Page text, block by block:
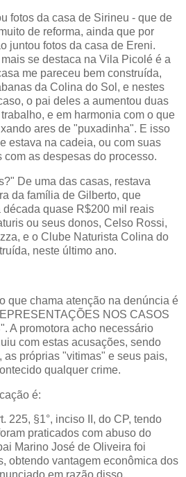
fotos da casa de Sirineu - que de
de reforma, ainda que por
juntou fotos da casa de Ereni.
se destaca na Vila Picolé é a
me pareceu bem construída,
da Colina do Sol, e nestes
o pai deles a aumentou duas
e em harmonia com o que
ares de "puxadinha". E isso
estava na cadeia, ou com suas
as despesas do processo.
De uma das casas, restava
da família de Gilberto, que
quase R$200 mil reais
ou seus donos, Celso Rossi,
e o Clube Naturista Colina do
neste último ano.
que chama atenção na denúncia é
NOS CASOS
A promotora acho necessário
com estas acusações, sendo
as próprias "vitimas" e seus pais,
qualquer crime.
é:
225, §1°, inciso II, do CP, tendo
praticados com abuso do
Marino José de Oliveira foi
obtendo vantagem econômica dos